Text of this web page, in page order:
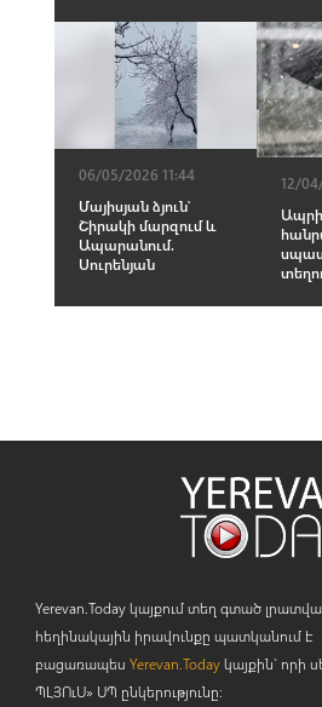
06/05/2026 11:44
Մայիսյան ձյուն՝
Շիրակի մարզում և
Ապարանում.
Սուրենյան
12/
Yerevan.Today կայքում տեղ գտած
հեղինակային իրավունքը պատկանում է
բացառապես Yerevan.Todayկայքին` որի
ՊԼՅՈւՍ» ՍՊ ընկերությունը։